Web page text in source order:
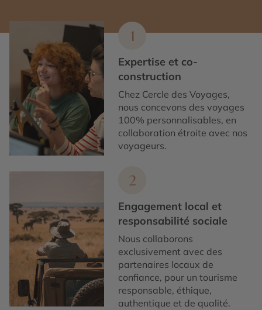
1
Expertise et co-
construction
Chez Cercle des Voyages,
nous concevons des voyages
100% personnalisables, en
collaboration étroite avec nos
voyageurs.
2
Engagement local et
responsabilité sociale
Nous collaborons
exclusivement avec des
partenaires locaux de
confiance, pour un tourisme
responsable, éthique,
authentique et de qualité.